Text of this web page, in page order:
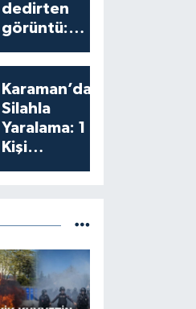
dedirten
görüntü:
yumruklayıp
yediler,
artıklarını
kamelyada
bıraktılar
Karaman’da
Silahla
Yaralama: 1
Kişi